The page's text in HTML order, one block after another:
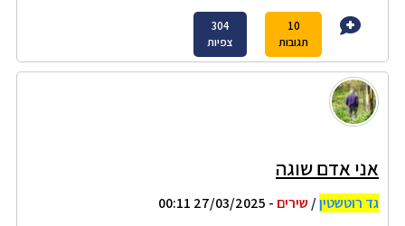
10
תגובות
304
צפיות
אני אדם שוגה
גד רוטשטין/ שירים - 27/03/2025 00:11